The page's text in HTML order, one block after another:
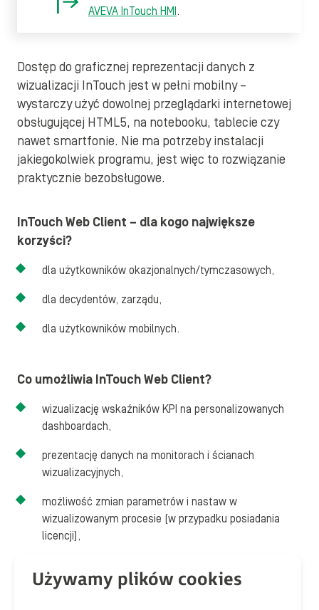
AVEVA InTouch HMI .
Dostęp do graficznej reprezentacji danych z
wizualizacji InTouch jest w pełni mobilny –
wystarczy użyć dowolnej przeglądarki internetowej
obsługującej HTML5, na notebooku, tablecie czy
nawet smartfonie. Nie ma potrzeby instalacji
jakiegokolwiek programu, jest więc to rozwiązanie
praktycznie bezobsługowe.
InTouch Web Client – dla kogo największe
korzyści?
dla użytkowników okazjonalnych/tymczasowych,
dla decydentów, zarządu,
dla użytkowników mobilnych.
Co umożliwia InTouch Web Client?
wizualizację wskaźników KPI na personalizowanych
dashboardach,
prezentację danych na monitorach i ścianach
wizualizacyjnych,
możliwość zmian parametrów i nastaw w
wizualizowanym procesie (w przypadku posiadania
licencji),
onlybez licencji,